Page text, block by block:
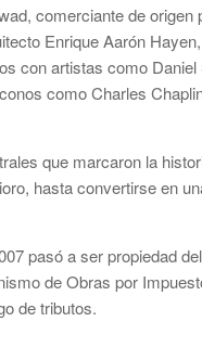
comerciante de origen
Enrique Aarón
con artistas como
como Charles
que marcaron la
hasta convertirse en
pasó a ser propiedad
de Obras por
de tributos.